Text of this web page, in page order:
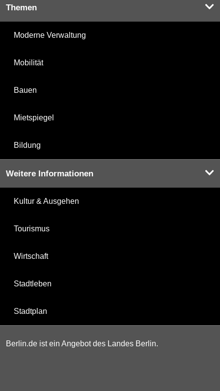
Themen
Moderne Verwaltung
Mobilität
Bauen
Mietspiegel
Bildung
Weitere Informationen
Kultur & Ausgehen
Tourismus
Wirtschaft
Stadtleben
Stadtplan
Berlin.de ist ein Angebot des Landes Berlin.